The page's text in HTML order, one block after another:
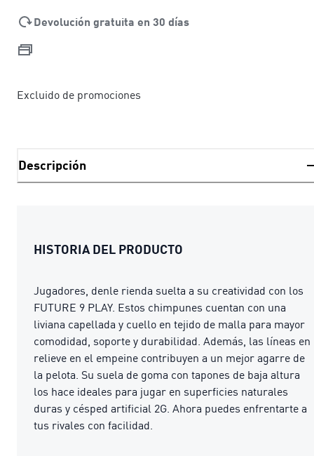
Devolución gratuita en 30 días
Excluido de promociones
Descripción
HISTORIA DEL PRODUCTO
Jugadores, denle rienda suelta a su creatividad con los
FUTURE 9 PLAY. Estos chimpunes cuentan con una
liviana capellada y cuello en tejido de malla para mayor
comodidad, soporte y durabilidad. Además, las líneas en
relieve en el empeine contribuyen a un mejor agarre de
la pelota. Su suela de goma con tapones de baja altura
los hace ideales para jugar en superficies naturales
duras y césped artificial 2G. Ahora puedes enfrentarte a
tus rivales con facilidad.